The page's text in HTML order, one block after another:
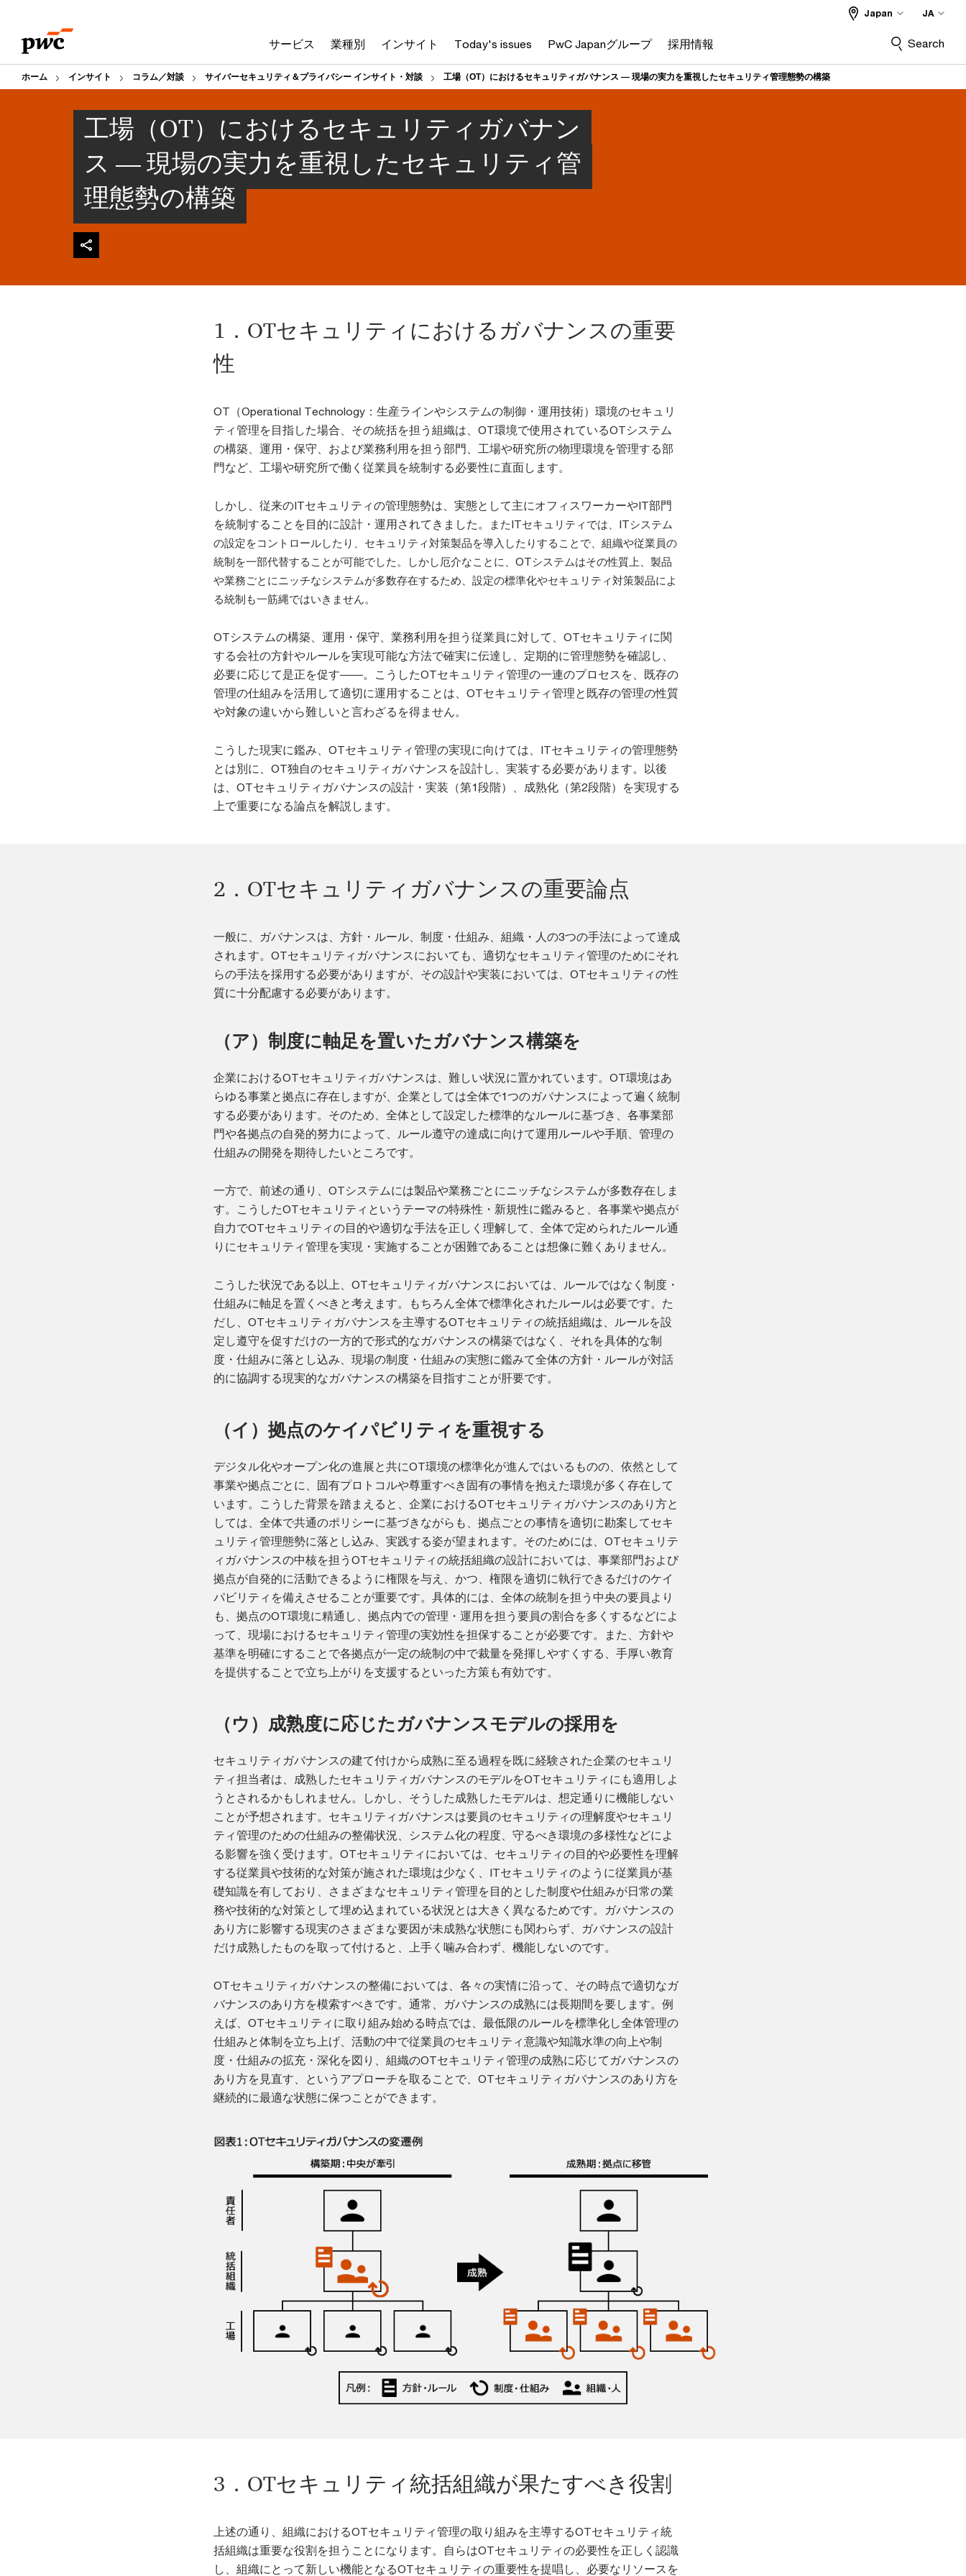
content
footer
サービス 業種別 インサイト Today's issues PwC Japanグループ 採用情報
Japan JA
Search
ホーム インサイト コラム／対談 サイバーセキュリティ＆プライバシー インサイト・対談 工場（OT）におけるセキュリティガバナンス ― 現場の実力を重視したセキュリティ管理態勢の構築
工場（OT）におけるセキュリティガバナン
ス ― 現場の実力を重視したセキュリティ管
理態勢の構築
1．OTセキュリティにおけるガバナンスの重要
性
OT（Operational Technology：生産ラインやシステムの制御・運用技術）環境のセキュリ
ティ管理を目指した場合、その統括を担う組織は、OT環境で使用されているOTシステム
の構築、運用・保守、および業務利用を担う部門、工場や研究所の物理環境を管理する部
門など、工場や研究所で働く従業員を統制する必要性に直面します。
しかし、従来のITセキュリティの管理態勢は、実態として主にオフィスワーカーやIT部門
を統制することを目的に設計・運用されてきました。
またITセキュリティでは、ITシステム
の設定をコントロールしたり、セキュリティ対策製品を導入したりすることで、組織や従業員の
統制を一部代替することが可能でした。しかし厄介なことに、OTシステムはその性質上、製品
や業務ごとにニッチなシステムが多数存在するため、設定の標準化やセキュリティ対策製品によ
る統制も一筋縄ではいきません。
OTシステムの構築、運用・保守、業務利用を担う従業員に対して、OTセキュリティに関
する会社の方針やルールを実現可能な方法で確実に伝達し、定期的に管理態勢を確認し、
必要に応じて是正を促す――。こうしたOTセキュリティ管理の一連のプロセスを、既存の
管理の仕組みを活用して適切に運用することは、OTセキュリティ管理と既存の管理の性質
や対象の違いから難しいと言わざるを得ません。
こうした現実に鑑み、OTセキュリティ管理の実現に向けては、ITセキュリティの管理態勢
とは別に、OT独自のセキュリティガバナンスを設計し、実装する必要があります。以後
は、OTセキュリティガバナンスの設計・実装（第1段階）、成熟化（第2段階）を実現する
上で重要になる論点を解説します。
2．OTセキュリティガバナンスの重要論点
一般に、ガバナンスは、方針・ルール、制度・仕組み、組織・人の3つの手法によって達成
されます。OTセキュリティガバナンスにおいても、適切なセキュリティ管理のためにそれ
らの手法を採用する必要がありますが、その設計や実装においては、OTセキュリティの性
質に十分配慮する必要があります。
（ア）制度に軸足を置いたガバナンス構築を
企業におけるOTセキュリティガバナンスは、難しい状況に置かれています。OT環境はあ
らゆる事業と拠点に存在しますが、企業としては全体で1つのガバナンスによって遍く統制
する必要があります。そのため、全体として設定した標準的なルールに基づき、各事業部
門や各拠点の自発的努力によって、ルール遵守の達成に向けて運用ルールや手順、管理の
仕組みの開発を期待したいところです。
一方で、前述の通り、OTシステムには製品や業務ごとにニッチなシステムが多数存在しま
す。こうしたOTセキュリティというテーマの特殊性・新規性に鑑みると、各事業や拠点が
自力でOTセキュリティの目的や適切な手法を正しく理解して、全体で定められたルール通
りにセキュリティ管理を実現・実施することが困難であることは想像に難くありません。
こうした状況である以上、OTセキュリティガバナンスにおいては、ルールではなく制度・
仕組みに軸足を置くべきと考えます。もちろん全体で標準化されたルールは必要です。た
だし、OTセキュリティガバナンスを主導するOTセキュリティの統括組織は、ルールを設
定し遵守を促すだけの一方的で形式的なガバナンスの構築ではなく、それを具体的な制
度・仕組みに落とし込み、現場の制度・仕組みの実態に鑑みて全体の方針・ルールが対話
的に協調する現実的なガバナンスの構築を目指すことが肝要です。
（イ）拠点のケイパビリティを重視する
デジタル化やオープン化の進展と共にOT環境の標準化が進んではいるものの、依然として
事業や拠点ごとに、固有プロトコルや尊重すべき固有の事情を抱えた環境が多く存在して
います。こうした背景を踏まえると、企業におけるOTセキュリティガバナンスのあり方と
しては、全体で共通のポリシーに基づきながらも、拠点ごとの事情を適切に勘案してセキ
ュリティ管理態勢に落とし込み、実践する姿が望まれます。そのためには、OTセキュリテ
ィガバナンスの中核を担うOTセキュリティの統括組織の設計においては、事業部門および
拠点が自発的に活動できるように権限を与え、かつ、権限を適切に執行できるだけのケイ
パビリティを備えさせることが重要です。具体的には、全体の統制を担う中央の要員より
も、拠点のOT環境に精通し、拠点内での管理・運用を担う要員の割合を多くするなどによ
って、現場におけるセキュリティ管理の実効性を担保することが必要です。また、方針や
基準を明確にすることで各拠点が一定の統制の中で裁量を発揮しやすくする、手厚い教育
を提供することで立ち上がりを支援するといった方策も有効です。
（ウ）成熟度に応じたガバナンスモデルの採用を
セキュリティガバナンスの建て付けから成熟に至る過程を既に経験された企業のセキュリ
ティ担当者は、成熟したセキュリティガバナンスのモデルをOTセキュリティにも適用しよ
うとされるかもしれません。しかし、そうした成熟したモデルは、想定通りに機能しない
ことが予想されます。セキュリティガバナンスは要員のセキュリティの理解度やセキュリ
ティ管理のための仕組みの整備状況、システム化の程度、守るべき環境の多様性などによ
る影響を強く受けます。OTセキュリティにおいては、セキュリティの目的や必要性を理解
する従業員や技術的な対策が施された環境は少なく、ITセキュリティのように従業員が基
礎知識を有しており、さまざまなセキュリティ管理を目的とした制度や仕組みが日常の業
務や技術的な対策として埋め込まれている状況とは大きく異なるためです。ガバナンスの
あり方に影響する現実のさまざまな要因が未成熟な状態にも関わらず、ガバナンスの設計
だけ成熟したものを取って付けると、上手く噛み合わず、機能しないのです。
OTセキュリティガバナンスの整備においては、各々の実情に沿って、その時点で適切なガ
バナンスのあり方を模索すべきです。通常、ガバナンスの成熟には長期間を要します。例
えば、OTセキュリティに取り組み始める時点では、最低限のルールを標準化し全体管理の
仕組みと体制を立ち上げ、活動の中で従業員のセキュリティ意識や知識水準の向上や制
度・仕組みの拡充・深化を図り、組織のOTセキュリティ管理の成熟に応じてガバナンスの
あり方を見直す、というアプローチを取ることで、OTセキュリティガバナンスのあり方を
継続的に最適な状態に保つことができます。
3．OTセキュリティ統括組織が果たすべき役割
上述の通り、組織におけるOTセキュリティ管理の取り組みを主導するOTセキュリティ統
括組織は重要な役割を担うことになります。自らはOTセキュリティの必要性を正しく認識
し、組織にとって新しい機能となるOTセキュリティの重要性を提唱し、必要なリソースを